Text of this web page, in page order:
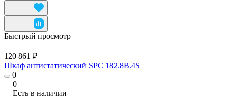
Быстрый просмотр
120 861 ₽
Шкаф антистатический SPC 182.8B.4S
0
0
Есть в наличии